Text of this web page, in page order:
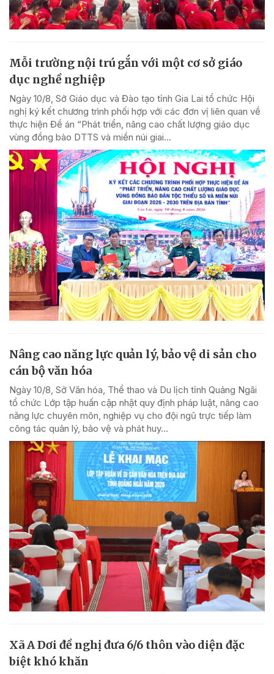
Mỗi trường nội trú gắn với một cơ sở giáo
dục nghề nghiệp
Ngày 10/8, Sở Giáo dục và Đào tạo tỉnh Gia Lai tổ chức Hội
nghị ký kết chương trình phối hợp với các đơn vị liên quan về
thực hiện Đề án “Phát triển, nâng cao chất lượng giáo dục
vùng đồng bào DTTS và miền núi giai...
Nâng cao năng lực quản lý, bảo vệ di sản cho
cán bộ văn hóa
Ngày 10/8, Sở Văn hóa, Thể thao và Du lịch tỉnh Quảng Ngãi
tổ chức Lớp tập huấn cập nhật quy định pháp luật, nâng cao
năng lực chuyên môn, nghiệp vụ cho đội ngũ trực tiếp làm
công tác quản lý, bảo vệ và phát huy...
Xã A Dơi đề nghị đưa 6/6 thôn vào diện đặc
biệt khó khăn